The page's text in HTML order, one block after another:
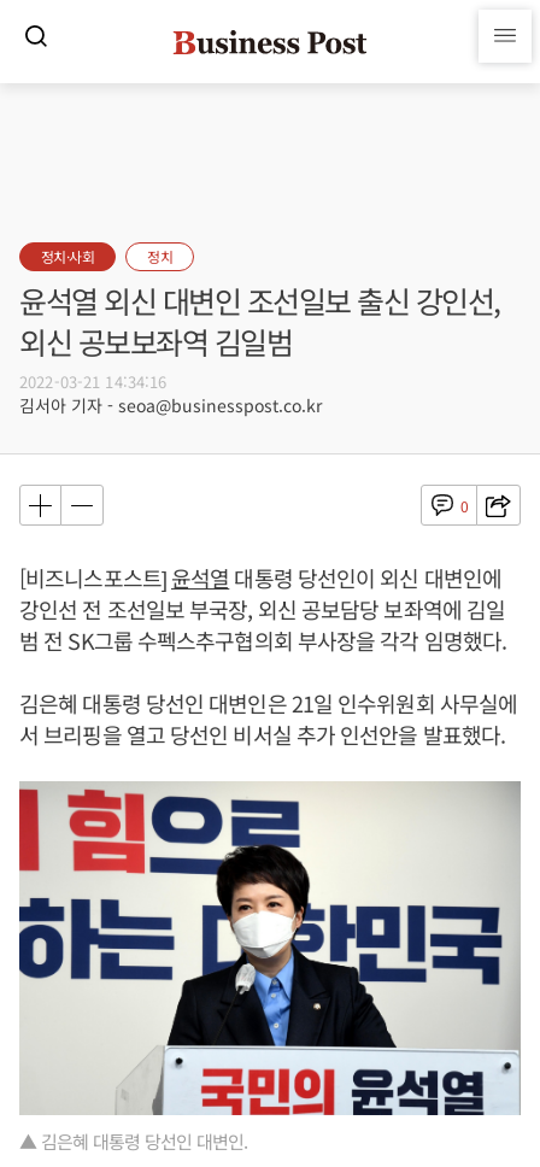
정치·사회 정치
윤석열 외신 대변인 조선일보 출신 강인선,
외신 공보보좌역 김일범
2022-03-21 14:34:16
김서아 기자 - seoa@businesspost.co.kr
0
[비즈니스포스트]윤석열 대통령 당선인이 외신 대변인에
강인선 전 조선일보 부국장, 외신 공보담당 보좌역에 김일
범 전 SK그룹 수펙스추구협의회 부사장을 각각 임명했다.
김은혜 대통령 당선인 대변인은 21일 인수위원회 사무실에
서 브리핑을 열고 당선인 비서실 추가 인선안을 발표했다.
▲ 김은혜 대통령 당선인 대변인.